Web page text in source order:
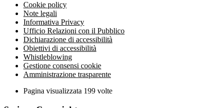
Cookie policy
Note legali
Informativa Privacy
Ufficio Relazioni con il Pubblico
Dichiarazione di accessibilità
Obiettivi di accessibilità
Whistleblowing
Gestione consensi cookie
Amministrazione trasparente
Pagina visualizzata 199 volte